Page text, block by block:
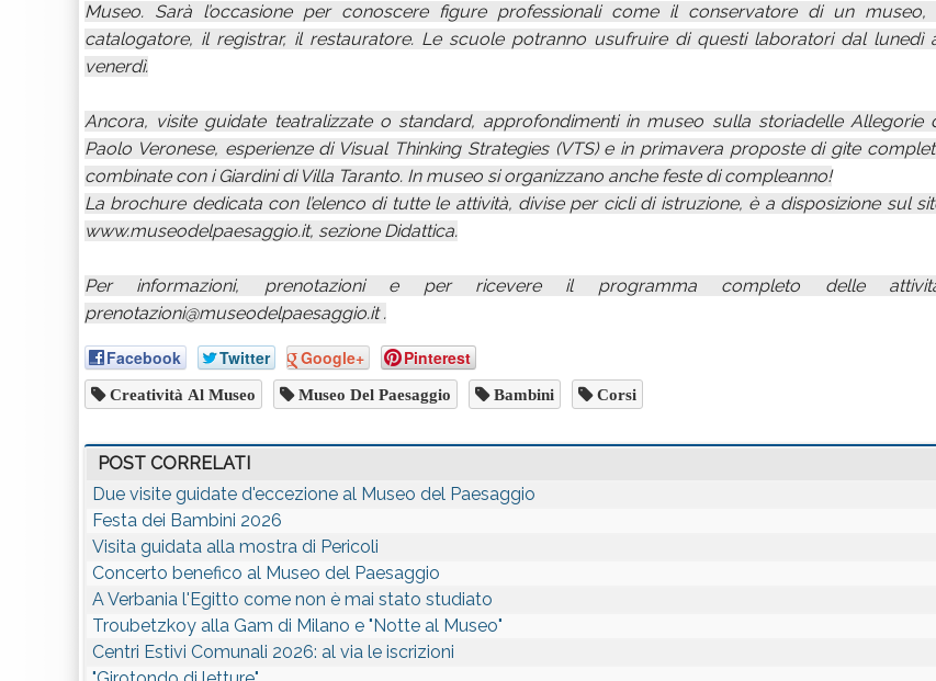
Museo. Sarà l’occasione per conoscere figure professionali come il conservatore di un museo,
catalogatore, il registrar, il restauratore. Le scuole potranno usufruire di questi laboratori dal lunedì
venerdì.
Ancora, visite guidate teatralizzate o standard, approfondimenti in museo sulla storiadelle Allegorie
Paolo Veronese, esperienze di Visual Thinking Strategies (VTS) e in primavera proposte di gite
combinate con i Giardini di Villa Taranto. In museo si organizzano anche feste di compleanno!
La brochure dedicata con l’elenco di tutte le attività, divise per cicli di istruzione, è a disposizione sul
www.museodelpaesaggio.it, sezione Didattica.
Per informazioni, prenotazioni e per ricevere il programma completo delle
prenotazioni@museodelpaesaggio.it .
Facebook Twitter Google+ Pinterest
Creatività Al Museo Museo Del Paesaggio Bambini Corsi
POST CORRELATI
Due visite guidate d'eccezione al Museo del Paesaggio
Festa dei Bambini 2026
Visita guidata alla mostra di Pericoli
Concerto benefico al Museo del Paesaggio
A Verbania l'Egitto come non è mai stato studiato
Troubetzkoy alla Gam di Milano e "Notte al Museo"
Centri Estivi Comunali 2026: al via le iscrizioni